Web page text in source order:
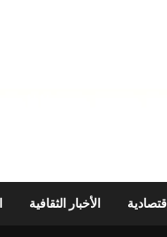
الأخبار الثقافية